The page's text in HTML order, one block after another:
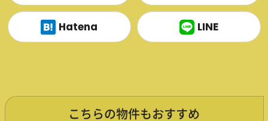
Hatena LINE
こちらの物件もおすすめ